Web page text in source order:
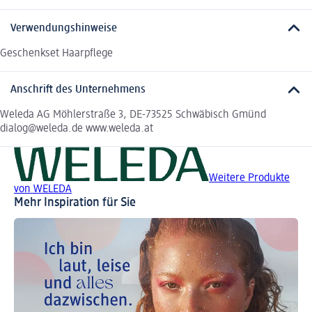
Verwendungshinweise
Geschenkset Haarpflege
Anschrift des Unternehmens
Weleda AG Möhlerstraße 3, DE-73525 Schwäbisch Gmünd
dialog@weleda.de www.weleda.at
Weitere Produkte
von WELEDA
Mehr Inspiration für Sie